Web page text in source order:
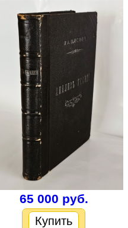
65 000 руб.
Купить